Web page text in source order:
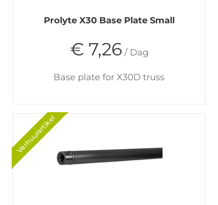
Prolyte X30 Base Plate Small
€ 7,26 / Dag
Base plate for X30D truss
Verhuurartikel